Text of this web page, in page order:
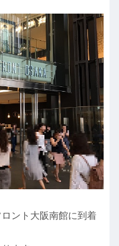
ント大阪南館に到着